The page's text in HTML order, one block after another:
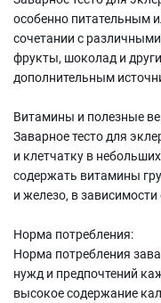
особенно питательным
сочетании с
фрукты, шоколад и
дополнительным
Витамины и полезные
Заварное тесто для
и клетчатку в
содержать витамины
и железо, в
Норма потребления:
Норма потребления
нужд и предпочтений
высокое содержание